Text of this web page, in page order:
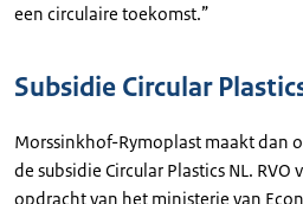
een circulaire toekomst.”
Subsidie Circular
Morssinkhof-Rymoplast maakt dan
de subsidie Circular Plastics NL.
opdracht van het ministerie van